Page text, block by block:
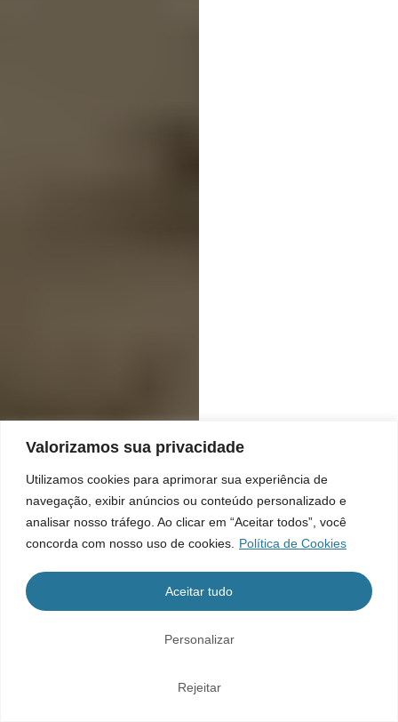
Valorizamos sua privacidade
Utilizamos cookies para aprimorar sua experiência de
navegação, exibir anúncios ou conteúdo personalizado e
analisar nosso tráfego. Ao clicar em “Aceitar todos”, você
concorda com nosso uso de cookies.
Política de Cookies
Personalizar
Rejeitar
Aceitar tudo